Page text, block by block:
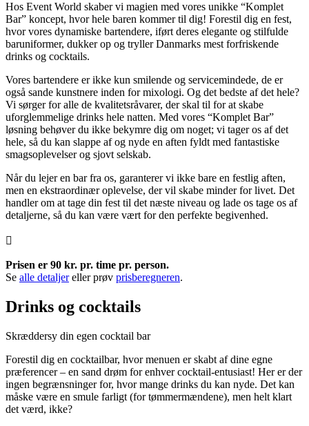
Hos Event World skaber vi magien med vores unikke “Komplet
Bar” koncept, hvor hele baren kommer til dig! Forestil dig en fest,
hvor vores dynamiske bartendere, iført deres elegante og stilfulde
baruniformer, dukker op og tryller Danmarks mest forfriskende
drinks og cocktails.
Vores bartendere er ikke kun smilende og servicemindede, de er
også sande kunstnere inden for mixologi. Og det bedste af det hele?
Vi sørger for alle de kvalitetsråvarer, der skal til for at skabe
uforglemmelige drinks hele natten. Med vores “Komplet Bar”
løsning behøver du ikke bekymre dig om noget; vi tager os af det
hele, så du kan slappe af og nyde en aften fyldt med fantastiske
smagsoplevelser og sjovt selskab.
Når du lejer en bar fra os, garanterer vi ikke bare en festlig aften,
men en ekstraordinær oplevelse, der vil skabe minder for livet. Det
handler om at tage din fest til det næste niveau og lade os tage os af
detaljerne, så du kan være vært for den perfekte begivenhed.

Prisen er 90 kr. pr. time pr. person.
Se alle detaljereller prøv prisberegneren.
Drinks og cocktails
Skræddersy din egen cocktail bar
Forestil dig en cocktailbar, hvor menuen er skabt af dine egne
præferencer – en sand drøm for enhver cocktail-entusiast! Her er der
ingen begrænsninger for, hvor mange drinks du kan nyde. Det kan
måske være en smule farligt (for tømmermændene), men helt klart
det værd, ikke?